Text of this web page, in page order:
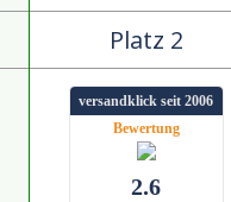
Platz 2
versandklick seit 2006
Bewertung
2.6